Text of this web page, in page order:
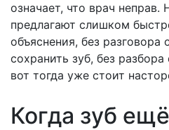
означает, что врач неправ.
предлагают слишком
объяснения, без
сохранить зуб, без
вот тогда уже стоит
Когда зуб